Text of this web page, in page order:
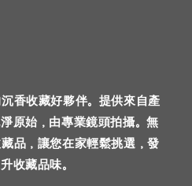
香收藏好夥伴。提供來自產
原始，由專業鏡頭拍攝。無
品，讓您在家輕鬆挑選，發
收藏品味。